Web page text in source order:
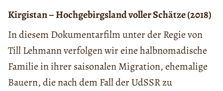
Kirgistan – Hochgebirgsland voller Schätze (2018)
In diesem Dokumentarfilm unter der Regie von
Till Lehmann verfolgen wir eine halbnomadische
Familie in ihrer saisonalen Migration, ehemalige
Bauern, die nach dem Fall der UdSSR zu